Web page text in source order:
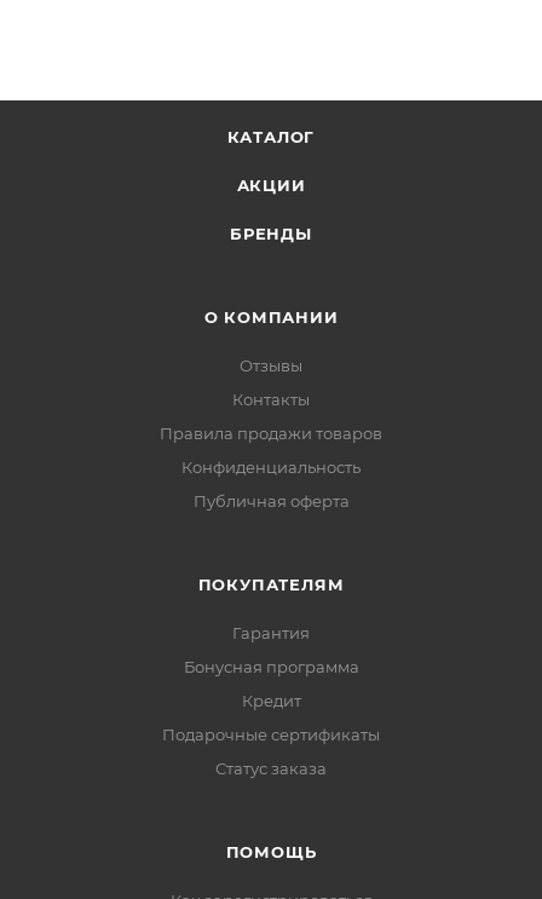
КАТАЛОГ
АКЦИИ
БРЕНДЫ
О КОМПАНИИ
Отзывы
Контакты
Правила продажи товаров
Конфиденциальность
Публичная оферта
ПОКУПАТЕЛЯМ
Гарантия
Бонусная программа
Кредит
Подарочные сертификаты
Статус заказа
ПОМОЩЬ